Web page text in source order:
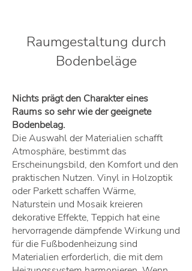
Raumgestaltung durch
Bodenbeläge
Nichts prägt den Charakter eines
Raums so sehr wie der geeignete
Bodenbelag.
Die Auswahl der Materialien schafft
Atmosphäre, bestimmt das
Erscheinungsbild, den Komfort und den
praktischen Nutzen. Vinyl in Holzoptik
oder Parkett schaffen Wärme,
Naturstein und Mosaik kreieren
dekorative Effekte, Teppich hat eine
hervorragende dämpfende Wirkung und
für die Fußbodenheizung sind
Materialien erforderlich, die mit dem